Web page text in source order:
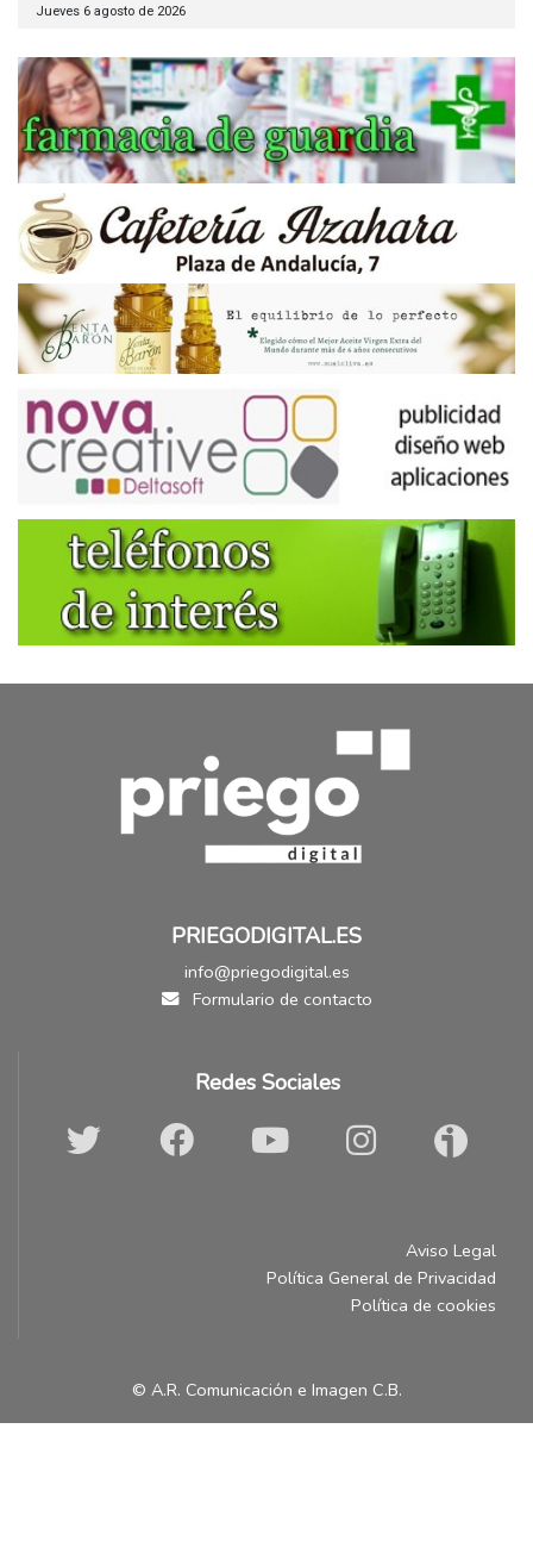
Jueves 6 agosto de 2026
PRIEGODIGITAL.ES
info@priegodigital.es
Formulario de contacto
Redes Sociales
Aviso Legal
Política General de Privacidad
Política de cookies
© A.R. Comunicación e Imagen C.B.